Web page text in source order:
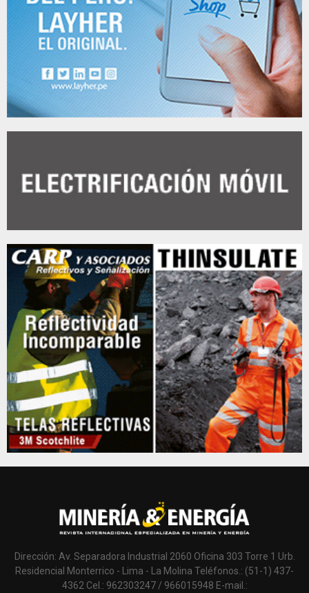
Dirección: Av. Separadora Industrial 2060 Oficina 303 Torre 1 Urb.
Residencial Monterrico - Lima - La Molina Teléfonos.: (51-1) 437-
4362 Cel.: 962303247 / 966015948 E-mail.: